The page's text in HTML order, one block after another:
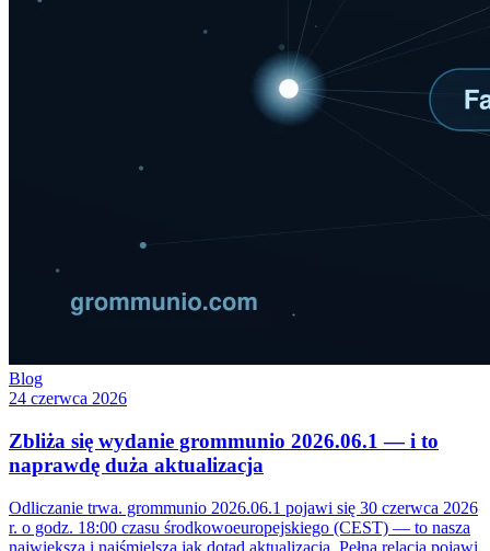
Blog
24 czerwca 2026
Zbliża się wydanie grommunio 2026.06.1 — i to
naprawdę duża aktualizacja
Odliczanie trwa. grommunio 2026.06.1 pojawi się 30 czerwca 2026
r. o godz. 18:00 czasu środkowoeuropejskiego (CEST) — to nasza
największa i najśmielsza jak dotąd aktualizacja. Pełna relacja pojawi